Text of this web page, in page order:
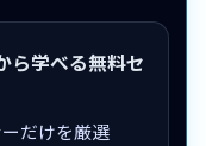
ら学べる無料セ
だけを厳選